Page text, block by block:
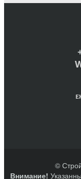
©
Внимание!